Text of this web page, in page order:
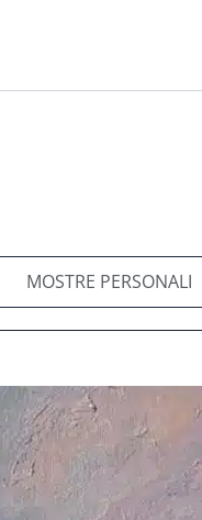
MOSTRE PERSONALI